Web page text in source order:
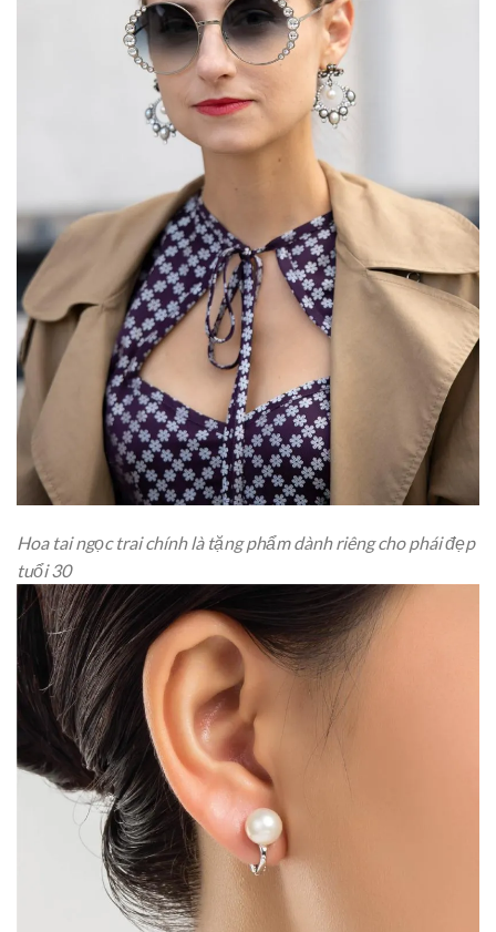
Hoa tai ngọc trai chính là tặng phẩm dành riêng cho phái đẹp
tuổi 30